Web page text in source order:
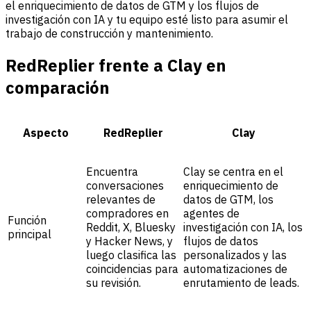
el enriquecimiento de datos de GTM y los flujos de
investigación con IA y tu equipo esté listo para asumir el
trabajo de construcción y mantenimiento.
RedReplier frente a Clay en
comparación
Aspecto RedReplier Clay
Función
principal
Encuentra
conversaciones
relevantes de
compradores en
Reddit, X, Bluesky
y Hacker News, y
luego clasifica las
coincidencias para
su revisión.
Clay se centra en el
enriquecimiento de
datos de GTM, los
agentes de
investigación con IA, los
flujos de datos
personalizados y las
automatizaciones de
enrutamiento de leads.